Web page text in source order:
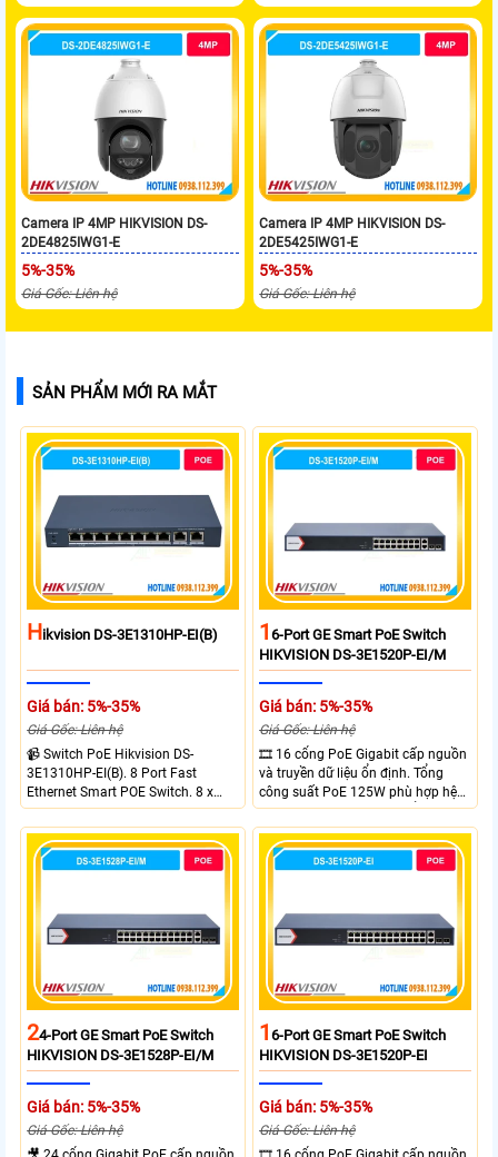
Camera IP 4MP HIKVISION DS-
2DE4825IWG1-E
5%-35%
Giá Gốc: Liên hệ
Camera IP 4MP HIKVISION DS-
2DE5425IWG1-E
5%-35%
Giá Gốc: Liên hệ
SẢN PHẨM MỚI RA MẮT
HIkvision DS-3E1310HP-EI(B)
Giá bán: 5%-35%
Giá Gốc: Liên hệ
📹 Switch PoE Hikvision DS-
3E1310HP-EI(B). 8 Port Fast
Ethernet Smart POE Switch. 8 x
10/100M PoE Ports, 2 x Gigabit
Uplink Ports.
16-Port GE Smart PoE Switch
HIKVISION DS-3E1520P-EI/M
Giá bán: 5%-35%
Giá Gốc: Liên hệ
🎞 16 cổng PoE Gigabit cấp nguồn
và truyền dữ liệu ổn định. Tổng
công suất PoE 125W phù hợp hệ
thống camera IP vừa. 2 cổng RJ45
Gigabit và 2 cổng quang SFP mở
rộng linh hoạt. Hỗ trợ truyền PoE
xa tối đa lên đến 300 mét.
24-Port GE Smart PoE Switch
HIKVISION DS-3E1528P-EI/M
Giá bán: 5%-35%
Giá Gốc: Liên hệ
16-Port GE Smart PoE Switch
HIKVISION DS-3E1520P-EI
Giá bán: 5%-35%
Giá Gốc: Liên hệ